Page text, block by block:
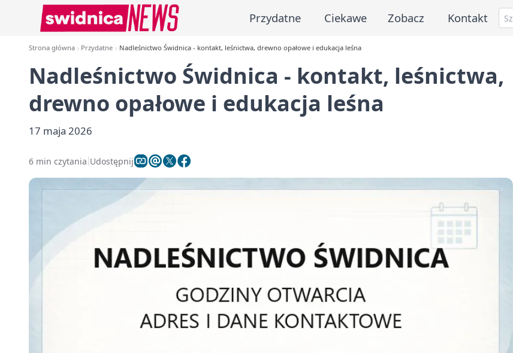
Przydatne Ciekawe Zobacz Kontakt
Strona główna Przydatne Nadleśnictwo Świdnica - kontakt, leśnictwa, drewno opałowe i edukacja leśna
Nadleśnictwo Świdnica - kontakt, leśnictwa,
drewno opałowe i edukacja leśna
17 maja 2026
6 min czytania Udostępnij